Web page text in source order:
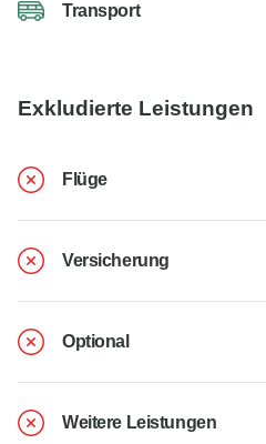
Transport
Exkludierte Leistungen
Flüge
Versicherung
Optional
Weitere Leistungen